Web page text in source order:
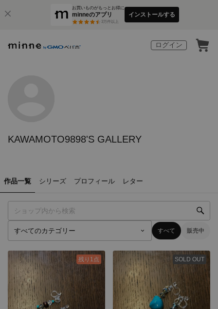
お買いものがもっとお得に
minneのアプリ
3万件以上
インストールする
ログイン
KAWAMOTO9898'S GALLERY
作品一覧 シリーズ プロフィール レター
すべて 販売中
残り1点 SOLD OUT